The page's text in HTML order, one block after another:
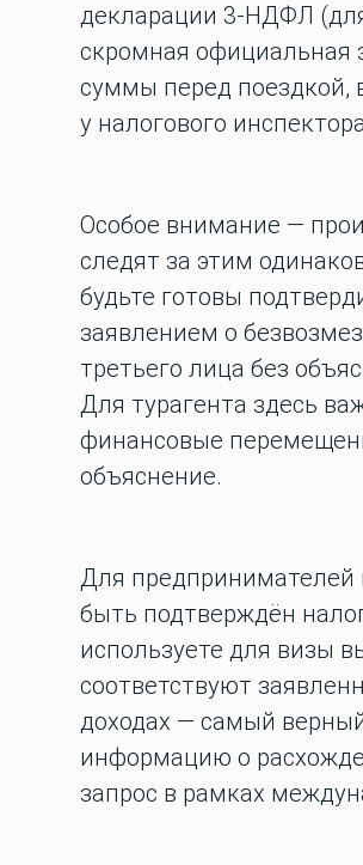
декларации 3-НДФЛ
скромная официальная
суммы перед поездкой,
у налогового
Особое внимание —
следят за этим
будьте готовы
заявлением о
третьего лица без
Для турагента здесь
финансовые
объяснение.
Для предпринимателей
быть подтверждён
используете для визы
соответствуют
доходах — самый
информацию о
запрос в рамках